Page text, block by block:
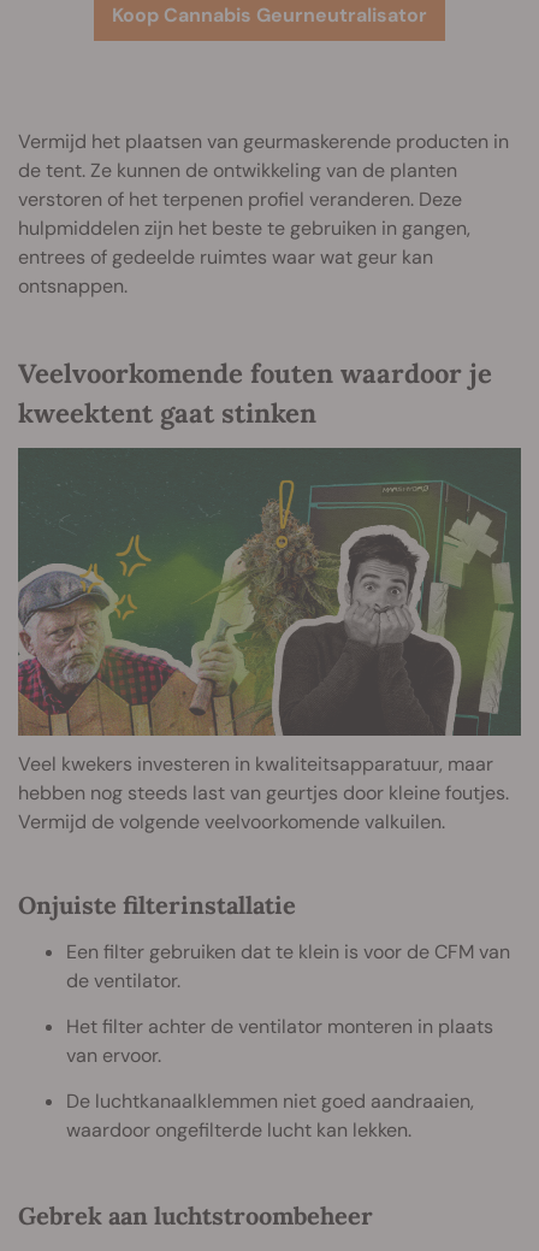
Koop Cannabis Geurneutralisator
Vermijd het plaatsen van geurmaskerende producten in
de tent. Ze kunnen de ontwikkeling van de planten
verstoren of het terpenen profiel veranderen. Deze
hulpmiddelen zijn het beste te gebruiken in gangen,
entrees of gedeelde ruimtes waar wat geur kan
ontsnappen.
Veelvoorkomende fouten waardoor je
kweektent gaat stinken
Veel kwekers investeren in kwaliteitsapparatuur, maar
hebben nog steeds last van geurtjes door kleine foutjes.
Vermijd de volgende veelvoorkomende valkuilen.
Onjuiste filterinstallatie
Een filter gebruiken dat te klein is voor de CFM van
de ventilator.
Het filter achter de ventilator monteren in plaats
van ervoor.
De luchtkanaalklemmen niet goed aandraaien,
waardoor ongefilterde lucht kan lekken.
Gebrek aan luchtstroombeheer